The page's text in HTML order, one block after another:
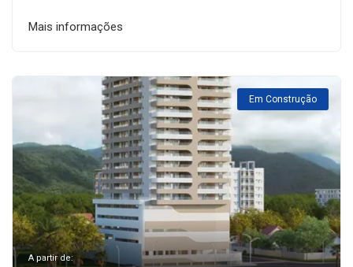
Mais informações
Em Construção
A partir de: